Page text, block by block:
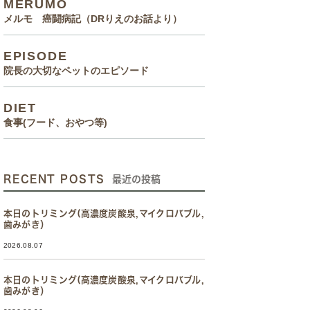
MERUMO
メルモ 癌闘病記（DRりえのお話より）
EPISODE
院長の大切なペットのエピソード
DIET
食事(フード、おやつ等)
RECENT POSTS 最近の投稿
本日のトリミング(高濃度炭酸泉,マイクロバブル,
歯みがき）
2026.08.07
本日のトリミング(高濃度炭酸泉,マイクロバブル,
歯みがき）